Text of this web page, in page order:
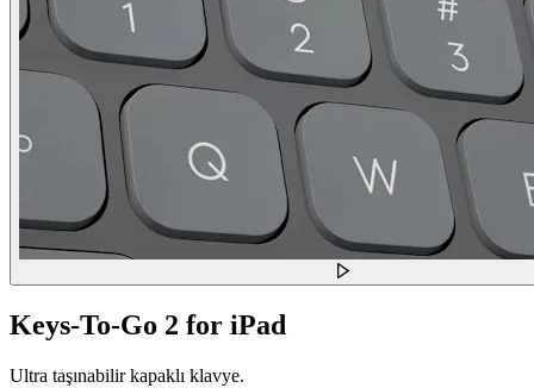
Keys-To-Go 2 for iPad
Ultra taşınabilir kapaklı klavye.